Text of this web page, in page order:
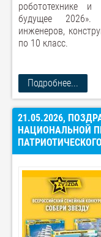
робототехнике
будущее 2026».
инженеров,
по 10 класс.
Подробнее...
21.05.2026,
НАЦИОНАЛЬНОЙ